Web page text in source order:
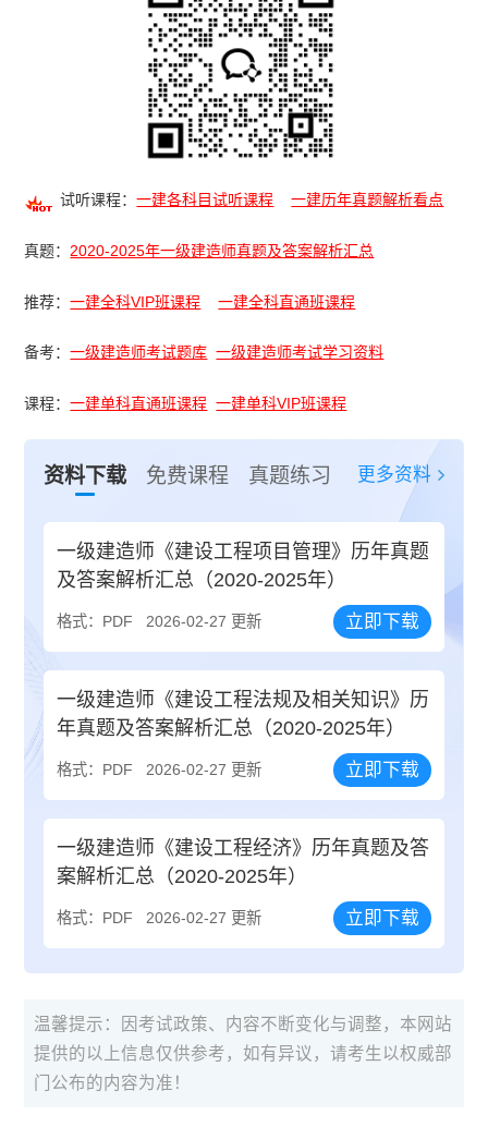
试听课程：一建各科目试听课程 一建历年真题解析看点
真题： 2020-2025年一级建造师真题及答案解析汇总
推荐：一建全科VIP班课程 一建全科直通班课程
备考：一级建造师考试题库 一级建造师考试学习资料
课程：一建单科直通班课程 一建单科VIP班课程
资料下载 免费课程 真题练习 更多资料
一级建造师《建设工程项目管理》历年真题
及答案解析汇总（2020-2025年）
格式：PDF 2026-02-27 更新 立即下载
一级建造师《建设工程法规及相关知识》历
年真题及答案解析汇总（2020-2025年）
格式：PDF 2026-02-27 更新 立即下载
一级建造师《建设工程经济》历年真题及答
案解析汇总（2020-2025年）
格式：PDF 2026-02-27 更新 立即下载
温馨提示：因考试政策、内容不断变化与调整，本网站
提供的以上信息仅供参考，如有异议，请考生以权威部
门公布的内容为准！